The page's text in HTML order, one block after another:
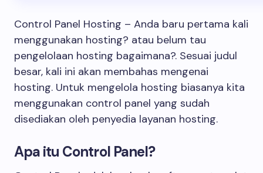
Control Panel Hosting – Anda baru pertama kali
menggunakan hosting? atau belum tau
pengelolaan hosting bagaimana?. Sesuai judul
besar, kali ini akan membahas mengenai
hosting. Untuk mengelola hosting biasanya kita
menggunakan control panel yang sudah
disediakan oleh penyedia layanan hosting.
Apa itu Control Panel?